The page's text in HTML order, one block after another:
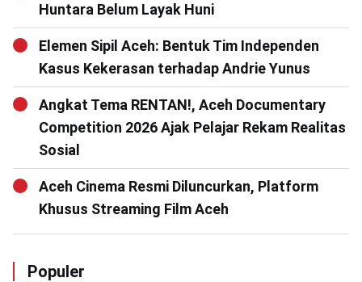
Huntara Belum Layak Huni
Elemen Sipil Aceh: Bentuk Tim Independen
Kasus Kekerasan terhadap Andrie Yunus
Angkat Tema RENTAN!, Aceh Documentary
Competition 2026 Ajak Pelajar Rekam Realitas
Sosial
Aceh Cinema Resmi Diluncurkan, Platform
Khusus Streaming Film Aceh
Populer